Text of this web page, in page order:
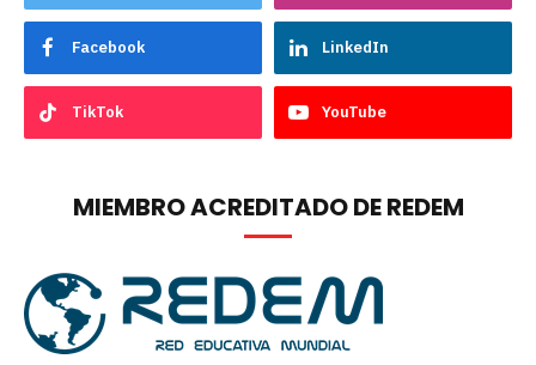
Facebook LinkedIn
TikTok YouTube
MIEMBRO ACREDITADO DE REDEM